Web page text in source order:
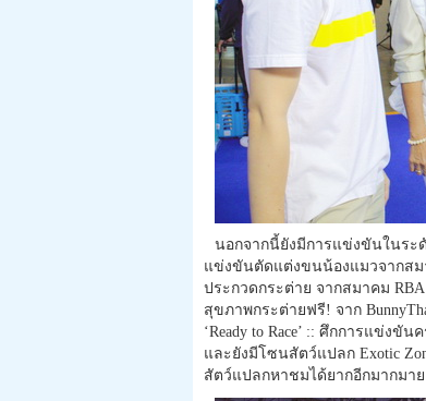
นอกจากนี้ยังมีการแข่งขันในร
แข่งขันตัดแต่งขนน้องแมวจากสม
ประกวดกระต่าย จากสมาคม
สุขภาพกระต่ายฟรี! จาก
‘Ready to Race’ :: ศึกการแข่ง
และยังมีโซนสัตว์แปลก Exotic
สัตว์แปลกหาชมได้ยากอีกมากมาย